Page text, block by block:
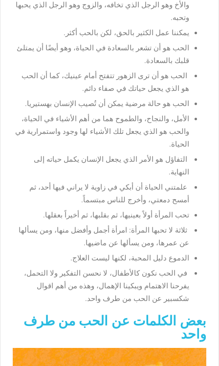
والأخ وهو الرجل الذي تخافه، والزوج وهو الرجل الذي يحبها
وتحبه.
يمكننا عمل الكثير بالحق، لكن بالحب أكثر.
الحب هو أن تشعر بالسعادة في الحياة، وهو أيضًا أن يمتلئ
قلبك بالسعادة.
الحب هو أن ترى الزهور تتفتح أمام عينيك، كما أن الحب
هو الذي يجعل حياتك في صفاء دائم.
الحب هو حالة مرضية يمكن أن تُصيب الإنسان بهستيريا.
الأمل، والنجاح، والطموح هما من أهم الأشياء في الحياة،
والحب هو الذي يجعل تلك الأشياء لها وجود واستمرارية في
الحياة.
التفاؤل هو الأمر الذي يجعل الإنسان يكمل حياته إلى
النهاية.
علمتني الحياة أن أبكي في زاوية لا يراني فيها أحد، ثم
أمسح دمعتي، وأخرج للناس مبتسماً.
تحب المرأة أولاً بعينيها، ثم بقلبها، ثم أخيراً بعقلها.
ثلاثة لا تحبها المرأة: امرأة أجمل وأفضل منها، ومن يسألها
عن عمرها، ومن يسألها عن ماضيها.
الدموع دليل المحبة، لكنها ليست العلاج.
في الحب نكون كالأطفال، لا نحسن التفكير ولا التحمل،
يفرحنا الاهتمام ويبكينا الإهمال، وهذه من أهم اقوال
شكسبير عن الحب من طرف واحد.
بعض الكلمات عن الحب من طرف
واحد